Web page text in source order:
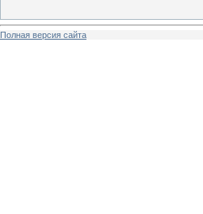
Полная версия сайта